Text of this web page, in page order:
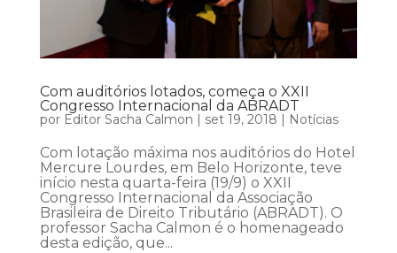
Com auditórios lotados, começa o XXII
Congresso Internacional da ABRADT
por Editor Sacha Calmon set 19, 2018 Notícias
Com lotação máxima nos auditórios do Hotel
Mercure Lourdes, em Belo Horizonte, teve
início nesta quarta-feira (19/9) o XXII
Congresso Internacional da Associação
Brasileira de Direito Tributário (ABRADT). O
professor Sacha Calmon é o homenageado
desta edição, que...